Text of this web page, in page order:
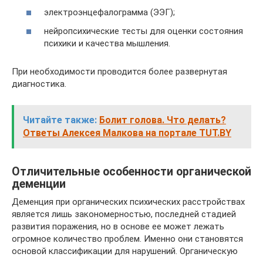
электроэнцефалограмма (ЭЭГ);
нейропсихические тесты для оценки состояния
психики и качества мышления.
При необходимости проводится более развернутая
диагностика.
Читайте также: Болит голова. Что делать?
Ответы Алексея Малкова на портале TUT.BY
Отличительные особенности органической
деменции
Деменция при органических психических расстройствах
является лишь закономерностью, последней стадией
развития поражения, но в основе ее может лежать
огромное количество проблем. Именно они становятся
основой классификации для нарушений. Органическую